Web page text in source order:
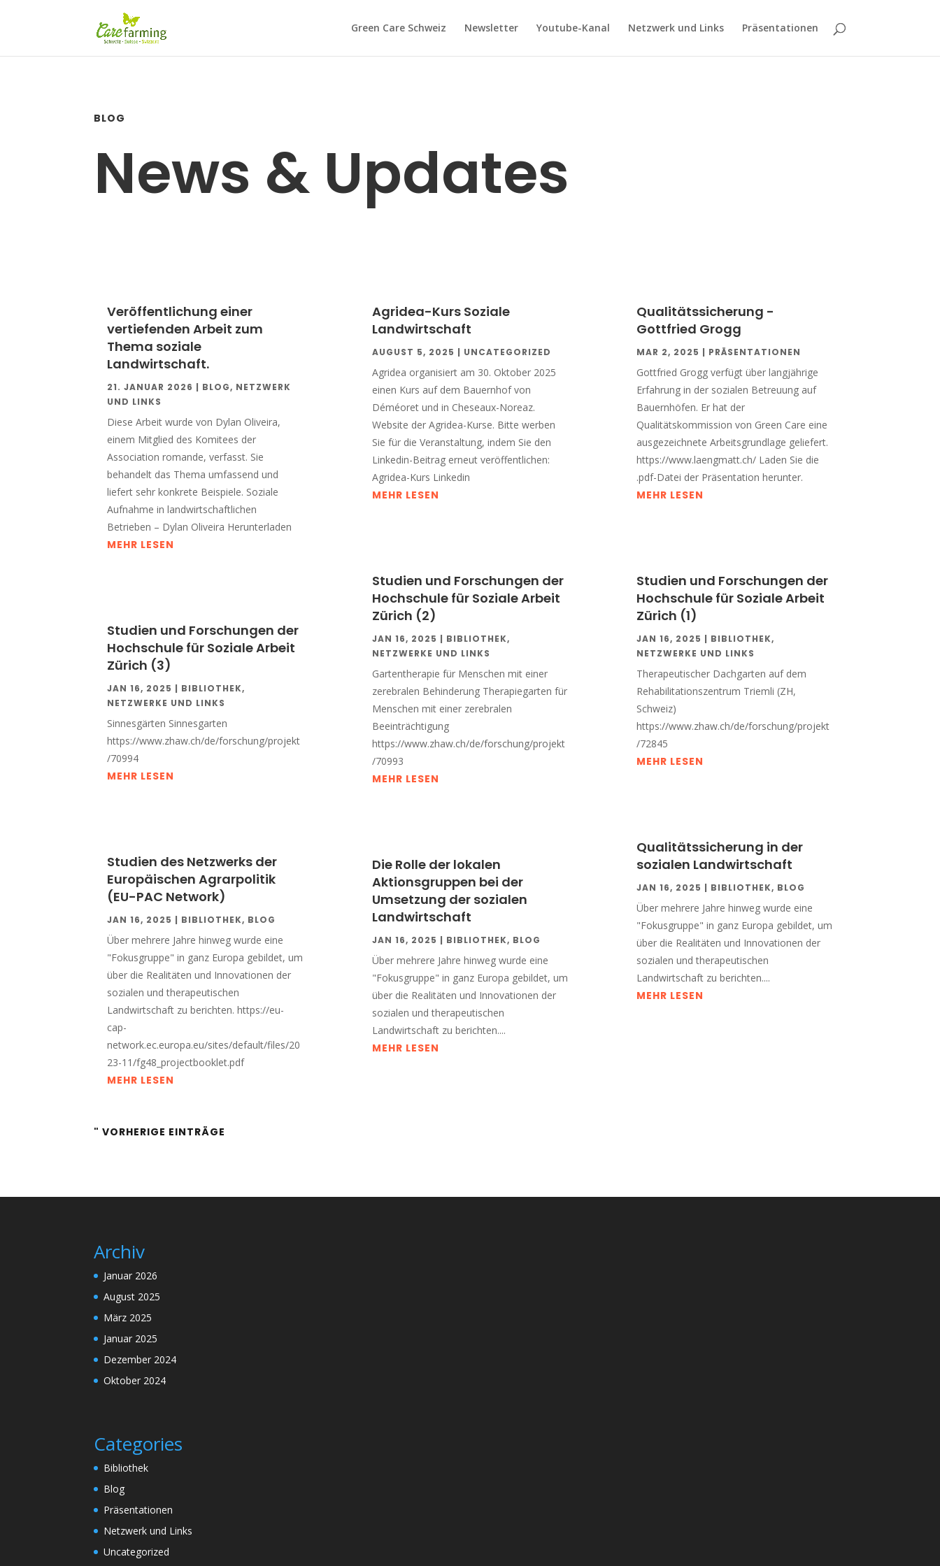
Green Care Schweiz Newsletter Youtube-Kanal Netzwerk und Links Präsentationen
BLOG
News & Updates
Veröffentlichung einer
vertiefenden Arbeit zum
Thema soziale
Landwirtschaft.
21. JANUAR 2026 | BLOG, NETZWERK
UND LINKS
Diese Arbeit wurde von Dylan Oliveira,
einem Mitglied des Komitees der
Association romande, verfasst. Sie
behandelt das Thema umfassend und
liefert sehr konkrete Beispiele. Soziale
Aufnahme in landwirtschaftlichen
Betrieben – Dylan Oliveira Herunterladen
MEHR LESEN
Studien und Forschungen der
Hochschule für Soziale Arbeit
Zürich (3)
JAN 16, 2025 | BIBLIOTHEK,
NETZWERKE UND LINKS
Sinnesgärten Sinnesgarten
https://www.zhaw.ch/de/forschung/projekt
/70994
MEHR LESEN
Studien des Netzwerks der
Europäischen Agrarpolitik
(EU-PAC Network)
JAN 16, 2025 | BIBLIOTHEK, BLOG
Über mehrere Jahre hinweg wurde eine
"Fokusgruppe" in ganz Europa gebildet, um
über die Realitäten und Innovationen der
sozialen und therapeutischen
Landwirtschaft zu berichten. https://eu-
cap-
network.ec.europa.eu/sites/default/files/20
23-11/fg48_projectbooklet.pdf
MEHR LESEN
Agridea-Kurs Soziale
Landwirtschaft
AUGUST 5, 2025 | UNCATEGORIZED
Agridea organisiert am 30. Oktober 2025
einen Kurs auf dem Bauernhof von
Déméoret und in Cheseaux-Noreaz.
Website der Agridea-Kurse. Bitte werben
Sie für die Veranstaltung, indem Sie den
Linkedin-Beitrag erneut veröffentlichen:
Agridea-Kurs Linkedin
MEHR LESEN
Studien und Forschungen der
Hochschule für Soziale Arbeit
Zürich (2)
JAN 16, 2025 | BIBLIOTHEK,
NETZWERKE UND LINKS
Gartentherapie für Menschen mit einer
zerebralen Behinderung Therapiegarten für
Menschen mit einer zerebralen
Beeinträchtigung
https://www.zhaw.ch/de/forschung/projekt
/70993
MEHR LESEN
Die Rolle der lokalen
Aktionsgruppen bei der
Umsetzung der sozialen
Landwirtschaft
JAN 16, 2025 | BIBLIOTHEK, BLOG
Über mehrere Jahre hinweg wurde eine
"Fokusgruppe" in ganz Europa gebildet, um
über die Realitäten und Innovationen der
sozialen und therapeutischen
Landwirtschaft zu berichten....
MEHR LESEN
Qualitätssicherung -
Gottfried Grogg
MAR 2, 2025 | PRÄSENTATIONEN
Gottfried Grogg verfügt über langjährige
Erfahrung in der sozialen Betreuung auf
Bauernhöfen. Er hat der
Qualitätskommission von Green Care eine
ausgezeichnete Arbeitsgrundlage geliefert.
https://www.laengmatt.ch/ Laden Sie die
.pdf-Datei der Präsentation herunter.
MEHR LESEN
Studien und Forschungen der
Hochschule für Soziale Arbeit
Zürich (1)
JAN 16, 2025 | BIBLIOTHEK,
NETZWERKE UND LINKS
Therapeutischer Dachgarten auf dem
Rehabilitationszentrum Triemli (ZH,
Schweiz)
https://www.zhaw.ch/de/forschung/projekt
/72845
MEHR LESEN
Qualitätssicherung in der
sozialen Landwirtschaft
JAN 16, 2025 | BIBLIOTHEK, BLOG
Über mehrere Jahre hinweg wurde eine
"Fokusgruppe" in ganz Europa gebildet, um
über die Realitäten und Innovationen der
sozialen und therapeutischen
Landwirtschaft zu berichten....
MEHR LESEN
" VORHERIGE EINTRÄGE
Archiv
Januar 2026
August 2025
März 2025
Januar 2025
Dezember 2024
Oktober 2024
Categories
Bibliothek
Blog
Präsentationen
Netzwerk und Links
Uncategorized